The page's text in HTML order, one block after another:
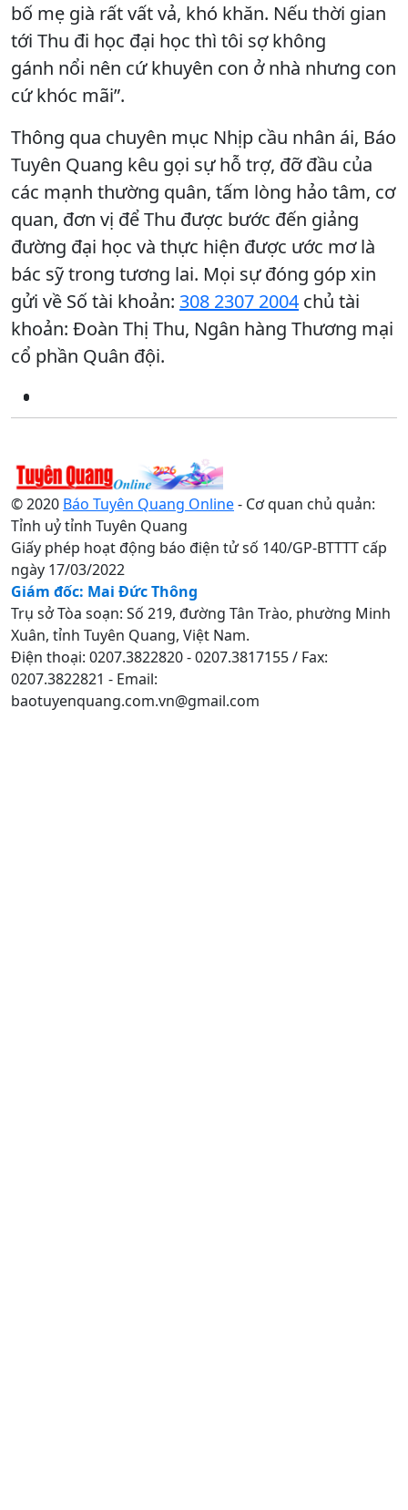
bố mẹ già rất vất vả, khó khăn. Nếu thời gian
tới Thu đi học đại học thì tôi sợ không
gánh nổi nên cứ khuyên con ở nhà nhưng con
cứ khóc mãi”.
Thông qua chuyên mục Nhịp cầu nhân ái, Báo
Tuyên Quang kêu gọi sự hỗ trợ, đỡ đầu của
các mạnh thường quân, tấm lòng hảo tâm, cơ
quan, đơn vị để Thu được bước đến giảng
đường đại học và thực hiện được ước mơ là
bác sỹ trong tương lai. Mọi sự đóng góp xin
gửi về Số tài khoản: 308 2307 2004 chủ tài
khoản: Đoàn Thị Thu, Ngân hàng Thương mại
cổ phần Quân đội.
© 2020 Báo Tuyên Quang Online- Cơ quan chủ quản:
Tỉnh uỷ tỉnh Tuyên Quang
Giấy phép hoạt động báo điện tử số 140/GP-BTTTT cấp
ngày 17/03/2022
Giám đốc: Mai Đức Thông
Trụ sở Tòa soạn: Số 219, đường Tân Trào, phường Minh
Xuân, tỉnh Tuyên Quang, Việt Nam.
Điện thoại: 0207.3822820 - 0207.3817155 / Fax:
0207.3822821 - Email:
baotuyenquang.com.vn@gmail.com